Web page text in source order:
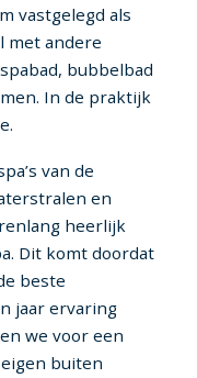
vastgelegd als
met andere
bubbelbad
In de praktijk
van de
en
heerlijk
Dit komt doordat
beste
jaar ervaring
we voor een
buiten